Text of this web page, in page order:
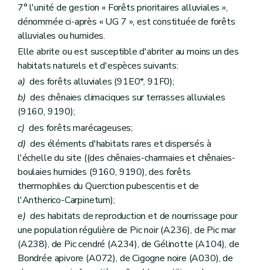
7° l'unité de gestion « Forêts prioritaires alluviales »,
dénommée ci-après « UG 7 », est constituée de forêts
alluviales ou humides.
Elle abrite ou est susceptible d'abriter au moins un des
habitats naturels et d'espèces suivants:
a) des forêts alluviales (91E0*, 91F0);
b) des chênaies climaciques sur terrasses alluviales
(9160, 9190);
c) des forêts marécageuses;
d) des éléments d'habitats rares et dispersés à
l'échelle du site ((des chênaies-charmaies et chênaies-
boulaies humides (9160, 9190), des forêts
thermophiles du Querction pubescentis et de
l'Antherico-Carpinetum);
e) des habitats de reproduction et de nourrissage pour
une population régulière de Pic noir (A236), de Pic mar
(A238), de Pic cendré (A234), de Gélinotte (A104), de
Bondrée apivore (A072), de Cigogne noire (A030), de